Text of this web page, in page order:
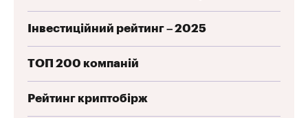
Інвестиційний рейтинг – 2025
ТОП 200 компаній
Рейтинг криптобірж